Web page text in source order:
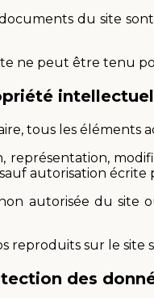
du site
ne peut être tenu
tous les éléments
représentation,
autorisation écrite
autorisée du site
reproduits sur le site
des